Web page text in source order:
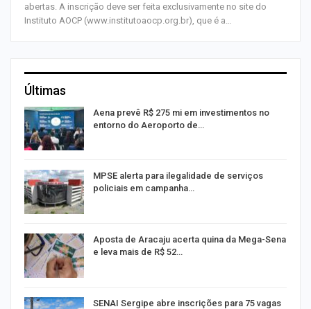
abertas. A inscrição deve ser feita exclusivamente no site do
Instituto AOCP (www.institutoaocp.org.br), que é a…
Últimas
Aena prevê R$ 275 mi em investimentos no
entorno do Aeroporto de…
MPSE alerta para ilegalidade de serviços
policiais em campanha…
Aposta de Aracaju acerta quina da Mega-Sena
e leva mais de R$ 52…
SENAI Sergipe abre inscrições para 75 vagas